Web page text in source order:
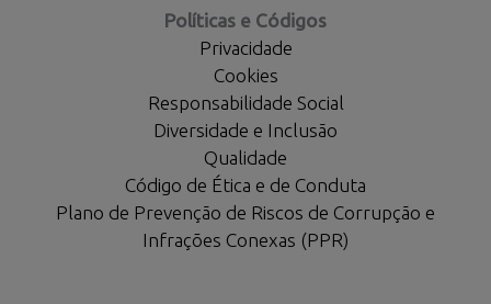
Políticas e Códigos
Privacidade
Cookies
Responsabilidade Social
Diversidade e Inclusão
Qualidade
Código de Ética e de Conduta
Plano de Prevenção de Riscos de Corrupção e
Infrações Conexas (PPR)